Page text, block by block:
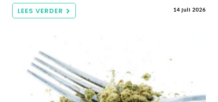
LEES VERDER 14 juli 2026